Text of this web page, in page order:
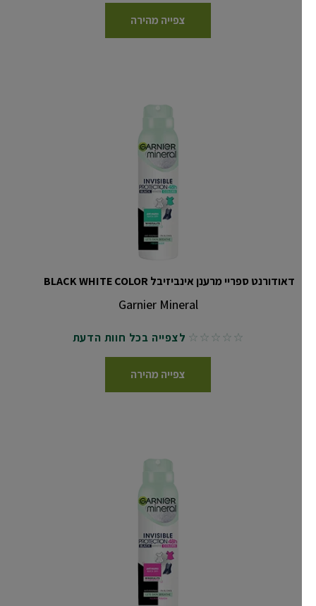
צפייה מהירה
דאודורנט ספריי מרענן אינביזיבל BLACK WHITE COLOR
Garnier Mineral
No reviews לצפייה בכל חוות הדעת
צפייה מהירה